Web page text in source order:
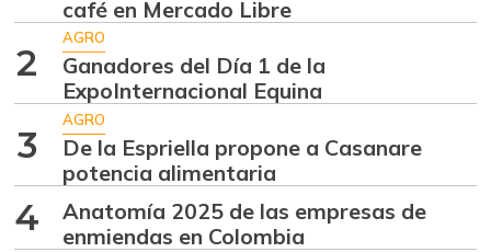
Ajo
07/25/2026
$ 6.333,00
Alas de pollo sin
07/25/2026
$ 7.650,00
Apio
07/25/2026
$ 3.567,00
+4,91%
café en Mercado Libre
2
AGRO
Ganadores del Día 1 de la
ExpoInternacional Equina
3
AGRO
De la Espriella propone a Casanare
potencia alimentaria
4
Anatomía 2025 de las empresas de
enmiendas en Colombia